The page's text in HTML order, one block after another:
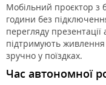
Мобільний проєктор з
години без
перегляду презентації
підтримують живлення
зручно у поїздках.
Час автономної